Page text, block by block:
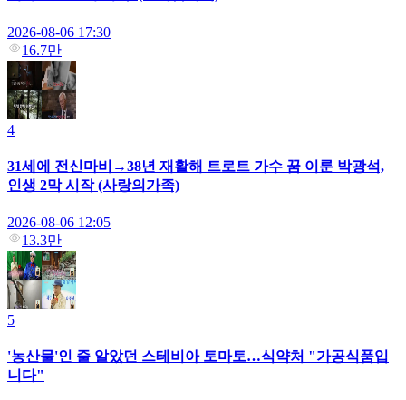
2026-08-06 17:30
16.7만
4
31세에 전신마비→38년 재활해 트로트 가수 꿈 이룬 박광석,
인생 2막 시작 (사랑의가족)
2026-08-06 12:05
13.3만
5
'농산물'인 줄 알았던 스테비아 토마토…식약처 "가공식품입
니다"